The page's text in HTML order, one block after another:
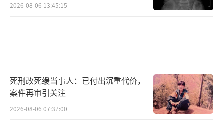
2026-08-06 13:45:15
死刑改死缓当事人：已付出沉重代价，
案件再审引关注
2026-08-06 07:37:00